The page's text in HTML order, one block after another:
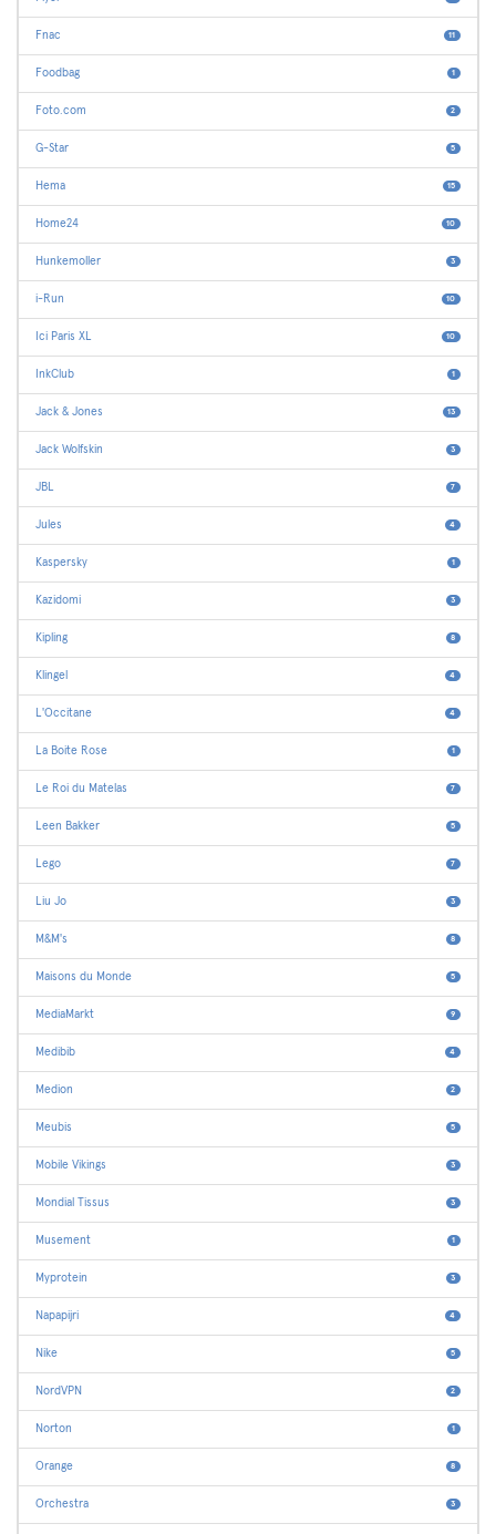
Fnac 11
Foodbag 1
Foto.com 2
G-Star 5
Hema 15
Home24 10
Hunkemoller 3
i-Run 10
Ici Paris XL 10
InkClub 1
Jack & Jones 13
Jack Wolfskin 3
JBL 7
Jules 4
Kaspersky 1
Kazidomi 3
Kipling 8
Klingel 4
L'Occitane 4
La Boite Rose 1
Le Roi du Matelas 7
Leen Bakker 5
Lego 7
Liu Jo 3
M&M's 8
Maisons du Monde 5
MediaMarkt 9
Medibib 4
Medion 2
Meubis 5
Mobile Vikings 3
Mondial Tissus 3
Musement 1
Myprotein 3
Napapijri 4
Nike 5
NordVPN 2
Norton 1
Orange 8
Orchestra 3